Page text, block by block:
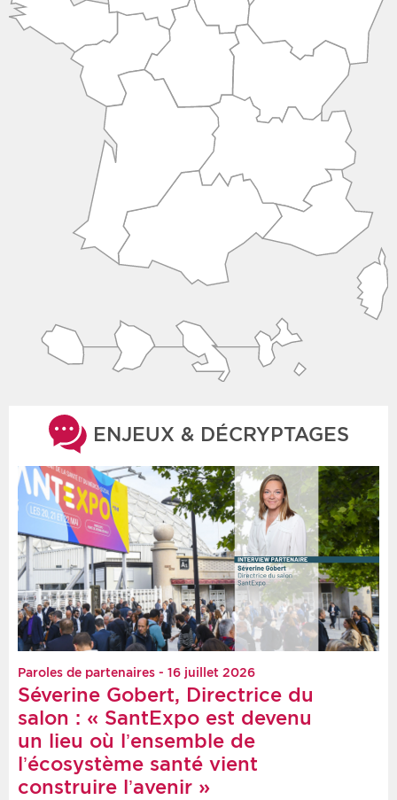
ENJEUX & DÉCRYPTAGES
Paroles de partenaires - 16 juillet 2026
Séverine Gobert, Directrice du
salon : « SantExpo est devenu
un lieu où l’ensemble de
l’écosystème santé vient
construire l’avenir »